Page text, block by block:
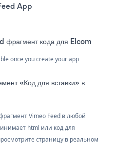
App
фрагмент кода для Elcom
once you create your app
«Код для вставки» в
Vimeo Feed в любой
html или код для
страницу в реальном